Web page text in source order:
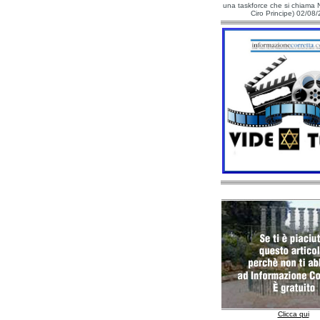
una taskforce che si chiama
Ciro Principe) 02/08/
Clicca qui